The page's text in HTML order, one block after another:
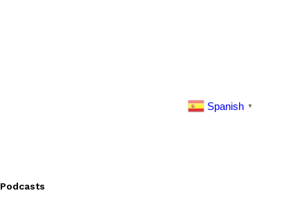
Podcasts
Spanish ▼